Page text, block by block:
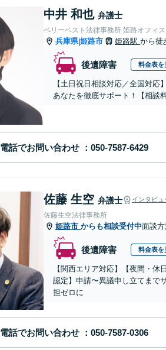
中井 和也 弁護士
ベリーベスト法律事務所 姫路オフィス
兵庫県|姫路市 姫路駅 から徒
後遺障害 料金表を
【土日祝日相談対応／全国対
あなたを徹底サポート！【相談
電話でお問い合わせ
佐藤 生空 弁護士 インタビュ
佐藤生空法律事務所
姫路市 からも相談受付中面談
後遺障害 料金表を
【関西エリア対応】【夜間・
認定】申請〜異議申し立てまで
担ゼロに
電話でお問い合わせ